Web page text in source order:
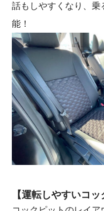
話もしやすくなり、
能！
【運転しやすいコッ